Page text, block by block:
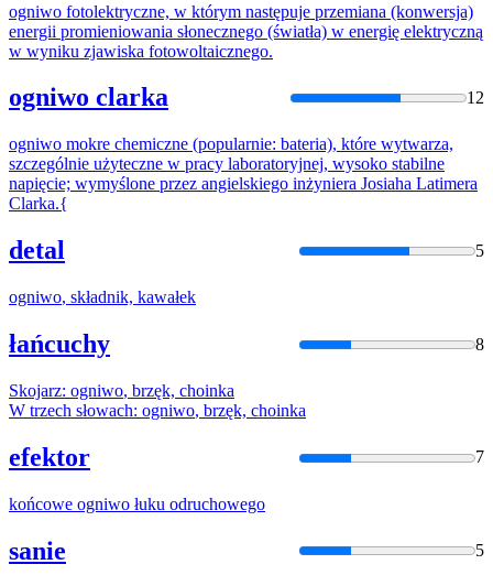
ogniwo fotolektryczne, w którym następuje przemiana (konwersja)
energii promieniowania słonecznego (światła) w energię elektryczną
w wyniku zjawiska fotowoltaicznego.
ogniwo clarka 12
ogniwo mokre chemiczne (popularnie: bateria), które wytwarza,
szczególnie użyteczne w pracy laboratoryjnej, wysoko stabilne
napięcie; wymyślone przez angielskiego inżyniera Josiaha Latimera
Clarka.{
detal 5
ogniwo, składnik, kawałek
łańcuchy 8
Skojarz: ogniwo, brzęk, choinka
W trzech słowach: ogniwo, brzęk, choinka
efektor 7
końcowe ogniwo łuku odruchowego
sanie 5